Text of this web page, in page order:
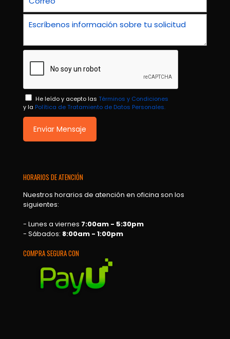
He leído y acepto las Términos y Condiciones
y la Política de Tratamiento de Datos Personales.
HORARIOS DE ATENCIÓN
Nuestros horarios de atención en oficina son los
siguientes:
- Lunes a viernes 7:00am - 5:30pm
- Sábados: 8:00am - 1:00pm
COMPRA SEGURA CON